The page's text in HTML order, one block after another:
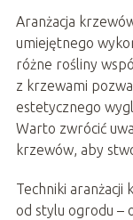
Aranżacja
umiejętnego
różne rośliny
z krzewami
estetycznego
Warto zwrócić
krzewów, aby
Techniki aranżacji
od stylu ogrodu –